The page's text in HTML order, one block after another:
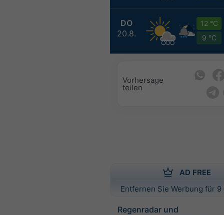
DO
20.8.
12 °C
9 °C
Vorhersage
teilen
AD FREE
Entfernen Sie Werbung für
Regenradar und